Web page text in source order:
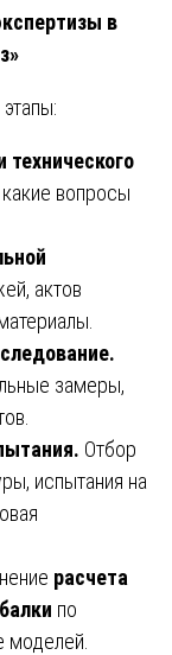
в
технического
вопросы
актов
замеры,
Отбор
испытания на
расчета
по
моделей.